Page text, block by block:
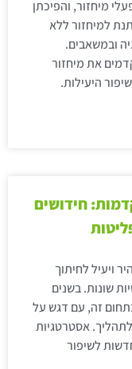
מיחזור, והפיכתן
למיחזור ללא
ובמשאבים.
את מיחזור
היעילות.
חידושים
ויעיל לחיתוך
שונות. בשנים
זה, עם דגש על
אסטרטגיות
לשיפור